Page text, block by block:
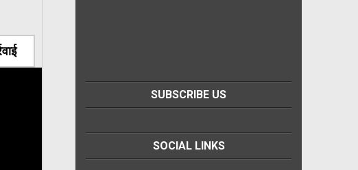
SUBSCRIBE US
SOCIAL LINKS